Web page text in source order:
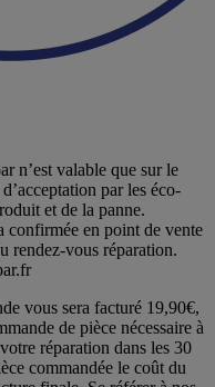
n’est valable que sur le
par les éco-
et de la panne.
confirmée en point de vente
rendez-vous réparation.
vous sera facturé 19,90€,
de pièce nécessaire à
réparation dans les 30
commandée le coût du